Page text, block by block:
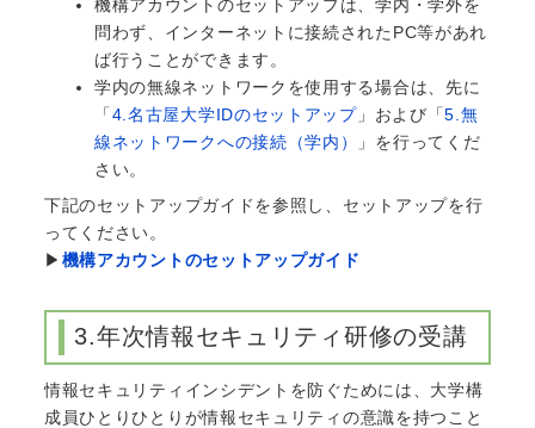
機構アカウントのセットアップは、学内・学外を
問わず、インターネットに接続されたPC等があれ
ば行うことができます。
学内の無線ネットワークを使用する場合は、先に
「4.名古屋大学IDのセットアップ」および「5.無
線ネットワークへの接続（学内）
」を行ってくだ
さい。
下記のセットアップガイドを参照し、セットアップを行
ってください。
▶ 機構アカウントのセットアップガイド
3.年次情報セキュリティ研修の受講
情報セキュリティインシデントを防ぐためには、大学構
成員ひとりひとりが情報セキュリティの意識を持つこと